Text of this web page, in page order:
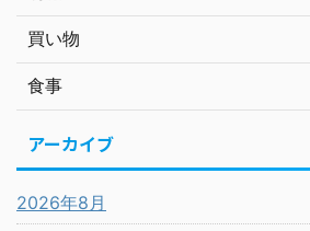
買い物
食事
アーカイブ
2026年8月